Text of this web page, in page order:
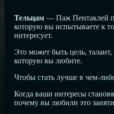
Тельцам— Паж Пентаклей
которую вы испытываете к
интересует.
Это может быть цель, талант,
которую вы любите.
Чтобы стать лучше в чем-
Когда ваши интересы
почему вы любили это